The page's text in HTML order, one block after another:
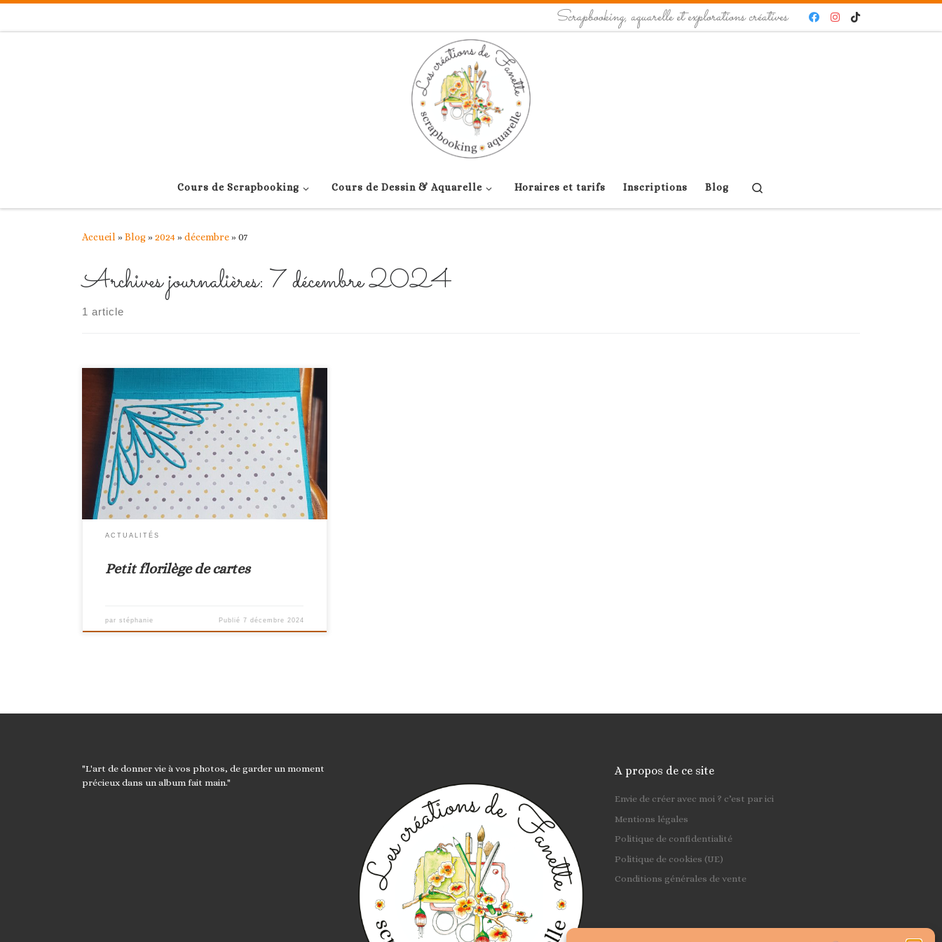
Scrapbooking, aquarelle et explorations créatives
Cours de Scrapbooking Cours de Dessin & Aquarelle Horaires et tarifs Inscriptions Blog
Accueil »Blog»2024»décembre»07
Archives journalières: 7 décembre 2024
1 article
La carte pop’up Jolie carte qui quand vous
l’ouvrez le mécanisme permet une rotation des
cercles intérieur.C’est une carte assez facile à
créer, que vous pourrez venir essayer de
fabriquer à l’atelier ! La carte escargot Quand
vous ouvrez cette carte, elle se déplie en se
déroulant comme une coquille […]
ACTUALITÉS
Petit florilège de cartes
parstéphanie Publié 7 décembre 2024
"L'art de donner vie à vos photos, de garder un moment
précieux dans un album fait main."
A propos de ce site
Envie de créer avec moi ? c’est par ici
Mentions légales
Politique de confidentialité
Politique de cookies (UE)
Conditions générales de vente